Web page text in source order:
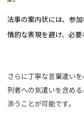
法事の案内状には、参
情的な表現を避け、必要
さらに丁寧な言葉遣い
列者への気遣いを含め
添うことが可能です。